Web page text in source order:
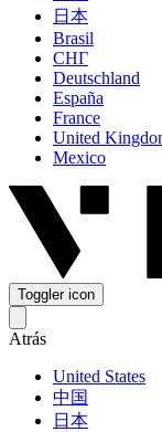
日本
Brasil
СНГ
Deutschland
España
France
United
Mexico
Toggler icon
Atrás
United States
中国
日本